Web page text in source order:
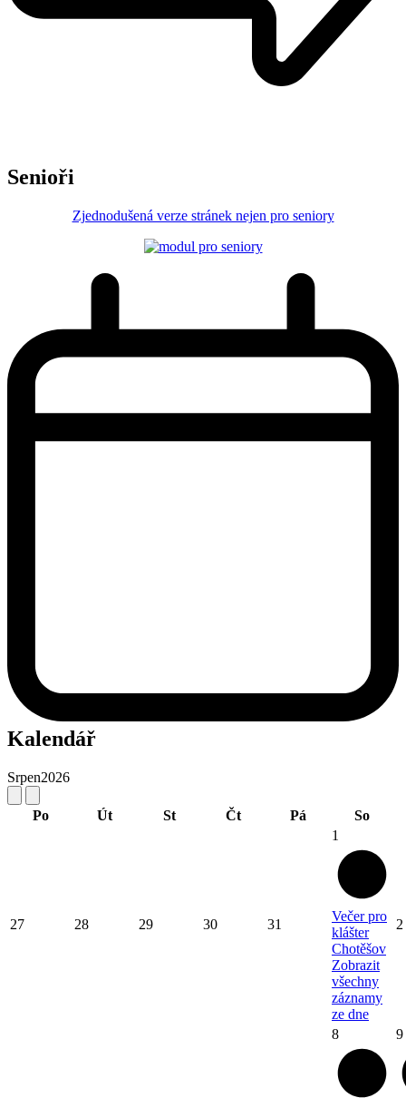
Senioři
Zjednodušená verze stránek nejen pro seniory
Kalendář
Srpen2026
Po Út St Čt Pá So
27 28 29 30 31
1
Večer pro
klášter
Chotěšov
Zobrazit
všechny
záznamy
ze dne
2
8 9